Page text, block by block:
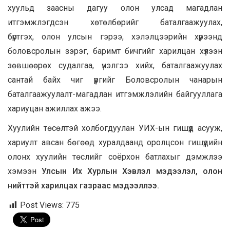
хуульд заасны дагуу олон улсад магадлан
итгэмжлэгдсэн хөтөлбөрийг баталгаажуулах,
бүртгэх, олон улсын гэрээ, хэлэлцээрийн хүрээнд
боловсролын зэрэг, баримт бичгийг харилцан хүлээн
зөвшөөрөх судалгаа, үнэлгээ хийх, баталгаажуулах
сантай байх чиг үүргийг Боловсролын чанарын
баталгаажуулалт-магадлан итгэмжлэлийн байгууллага
хариуцан ажиллах ажээ.
Хуулийн төсөлтэй холбогдуулан УИХ-ын гишүүд асууж,
хариулт авсан бөгөөд хуралдаанд оролцсон гишүүдийн
олонх хуулийн төслийг соёрхон батлахыг дэмжлээ
хэмээнУлсын Их Хурлын Хэвлэл мэдээлэл, олон
нийттэй харилцах газраас мэдээллээ.
Post Views: 775